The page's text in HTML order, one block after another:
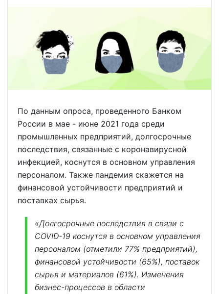
По данным опроса, проведенного Банком
России в мае - июне 2021 года среди
промышленных предприятий, долгосрочные
последствия, связанные с коронавирусной
инфекцией, коснутся в основном управления
персоналом. Также пандемия скажется на
финансовой устойчивости предприятий и
поставках сырья.
«Долгосрочные последствия в связи с
COVID-19 коснутся в основном управления
персоналом (отметили 77% предприятий),
финансовой устойчивости (65%), поставок
сырья и материалов (61%). Изменения
бизнес-процессов в области